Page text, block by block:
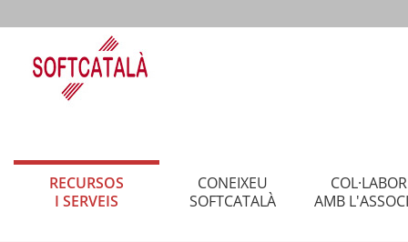
RECURSOS
I SERVEIS
CONEIXEU
SOFTCATALÀ
AMB